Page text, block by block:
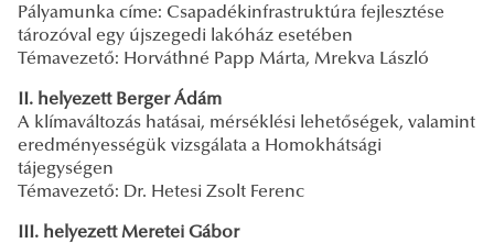
Pályamunka címe: Csapadékinfrastruktúra fejlesztése
tározóval egy újszegedi lakóház esetében
Témavezető: Horváthné Papp Márta, Mrekva László
II. helyezett Berger Ádám
A klímaváltozás hatásai, mérséklési lehetőségek, valamint
eredményességük vizsgálata a Homokhátsági
tájegységen
Témavezető: Dr. Hetesi Zsolt Ferenc
III. helyezett Meretei Gábor